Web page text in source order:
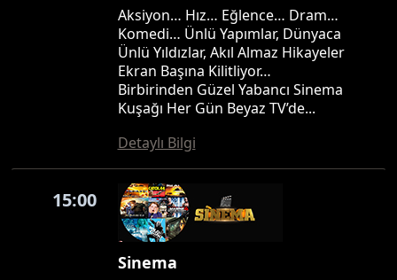
Aksiyon… Hız… Eğlence… Dram…
Komedi… Ünlü Yapımlar, Dünyaca
Ünlü Yıldızlar, Akıl Almaz Hikayeler
Ekran Başına Kilitliyor…
Birbirinden Güzel Yabancı Sinema
Kuşağı Her Gün Beyaz TV’de...
Detaylı Bilgi
15:00
Sinema